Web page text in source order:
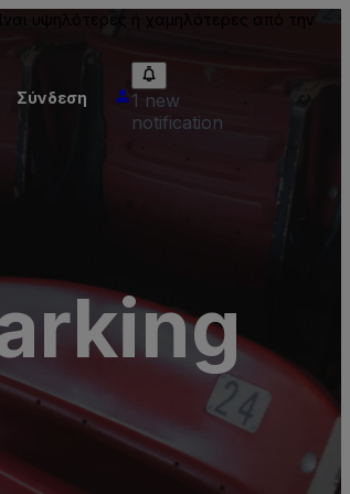
υψηλότερες ή χαμηλότερες από την
Σύνδεση
1 new
notification